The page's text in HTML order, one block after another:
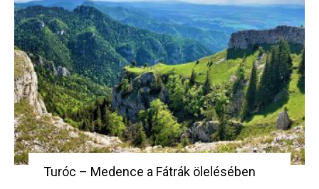
Turóc – Medence a Fátrák ölelésében